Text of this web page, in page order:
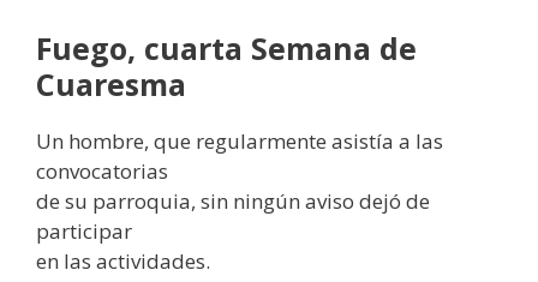
Fuego, cuarta Semana de
Cuaresma
Un hombre, que regularmente asistía a las
convocatorias
de su parroquia, sin ningún aviso dejó de
participar
en las actividades.